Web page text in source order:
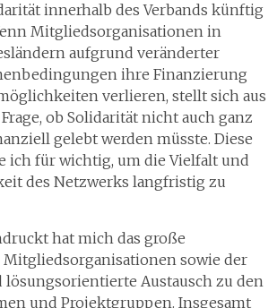
innerhalb des Verbands künftig
Mitgliedsorganisationen in
aufgrund veränderter
ihre Finanzierung
verlieren, stellt sich aus
ob Solidarität nicht auch ganz
gelebt werden müsste. Diese
ich für wichtig, um die Vielfalt und
des Netzwerks langfristig zu
hat mich das große
Mitgliedsorganisationen sowie der
Austausch zu den
und Projektgruppen. Insgesamt